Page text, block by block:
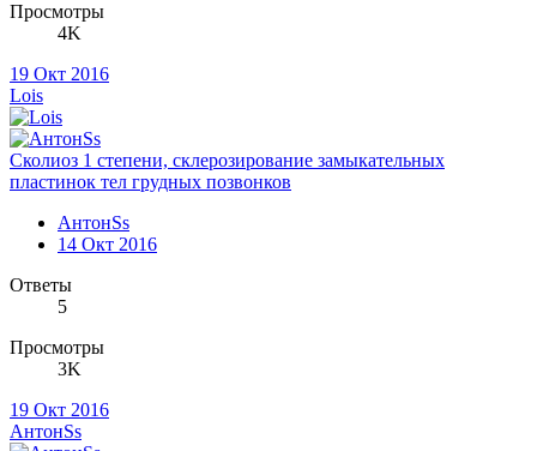
Просмотры
4K
19 Окт 2016
Lois
Сколиоз 1 степени, склерозирование замыкательных
пластинок тел грудных позвонков
АнтонSs
14 Окт 2016
Ответы
5
Просмотры
3K
19 Окт 2016
АнтонSs